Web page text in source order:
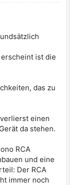
ist die
das zu
einen
da stehen.
RCA
und eine
Der RCA
immer noch